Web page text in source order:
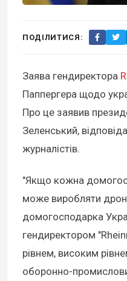
ПОДІЛИТИСЯ:
Заява гендиректора
Паппергера щодо
Про це заявив
Зеленський,
журналістів.
"Якщо кожна
може виробляти
домогосподарка
гендиректором
рівнем, високим
оборонно-